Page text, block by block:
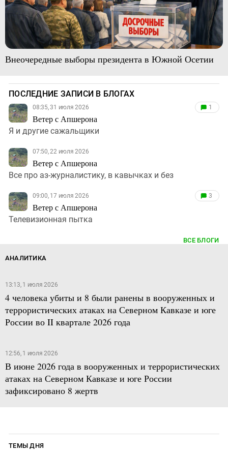
Внеочередные выборы президента в Южной Осетии
ПОСЛЕДНИЕ ЗАПИСИ В БЛОГАХ
08:35, 31 июля 2026
Ветер с Апшерона
1
Я и другие сажальщики
07:50, 22 июля 2026
Ветер с Апшерона
Все про аз-журналистику, в кавычках и без
09:00, 17 июля 2026
Ветер с Апшерона
3
Телевизионная пытка
ВСЕ БЛОГИ
АНАЛИТИКА
13:13, 1 июля 2026
4 человека убиты и 8 были ранены в вооруженных и
террористических атаках на Северном Кавказе и юге
России во II квартале 2026 года
12:56, 1 июля 2026
В июне 2026 года в вооруженных и террористических
атаках на Северном Кавказе и юге России
зафиксировано 8 жертв
ТЕМЫ ДНЯ